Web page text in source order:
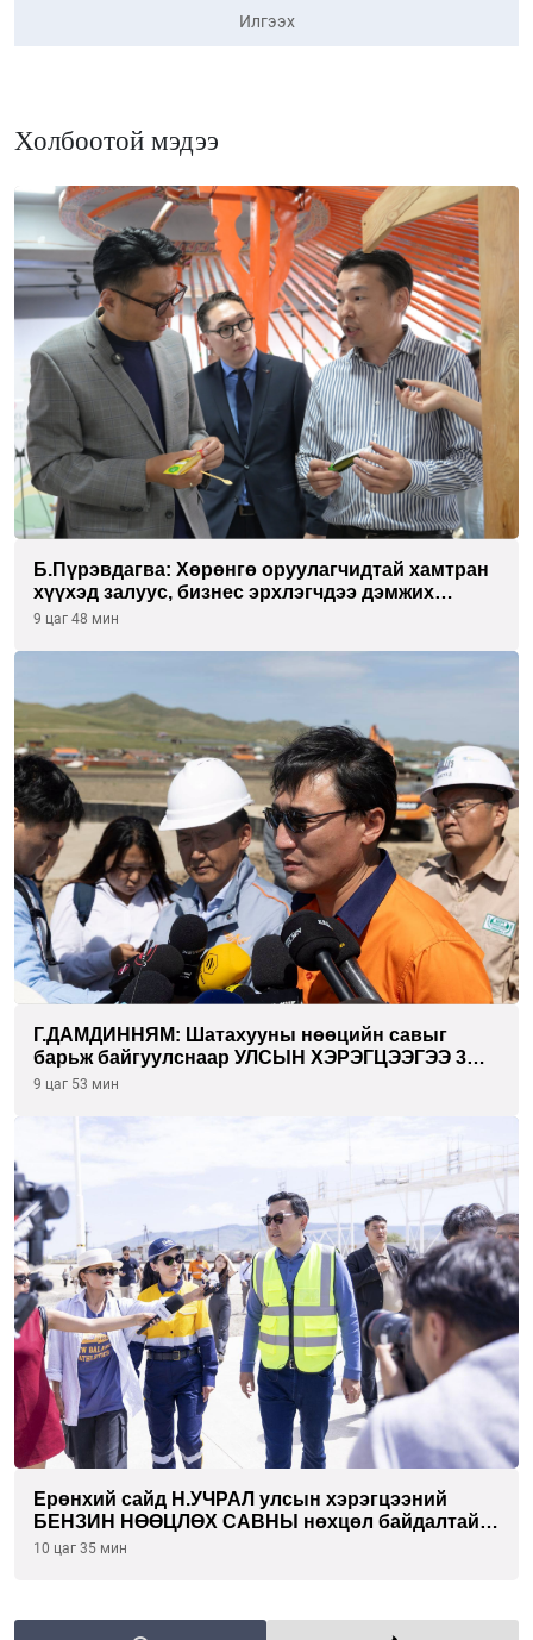
Илгээх
Холбоотой мэдээ
Б.Пүрэвдагва: Хөрөнгө оруулагчидтай хамтран
хүүхэд залуус, бизнес эрхлэгчдээ дэмжих
инкубатор төвүүдийг хотын захын
9 цаг 48 мин
Г.ДАМДИННЯМ: Шатахууны нөөцийн савыг
барьж байгуулснаар УЛСЫН ХЭРЭГЦЭЭГЭЭ 3
САРААР НӨӨЦЛӨДӨГ болно
9 цаг 53 мин
Ерөнхий сайд Н.УЧРАЛ улсын хэрэгцээний
БЕНЗИН НӨӨЦЛӨХ САВНЫ нөхцөл байдалтай
танилцлаа
10 цаг 35 мин